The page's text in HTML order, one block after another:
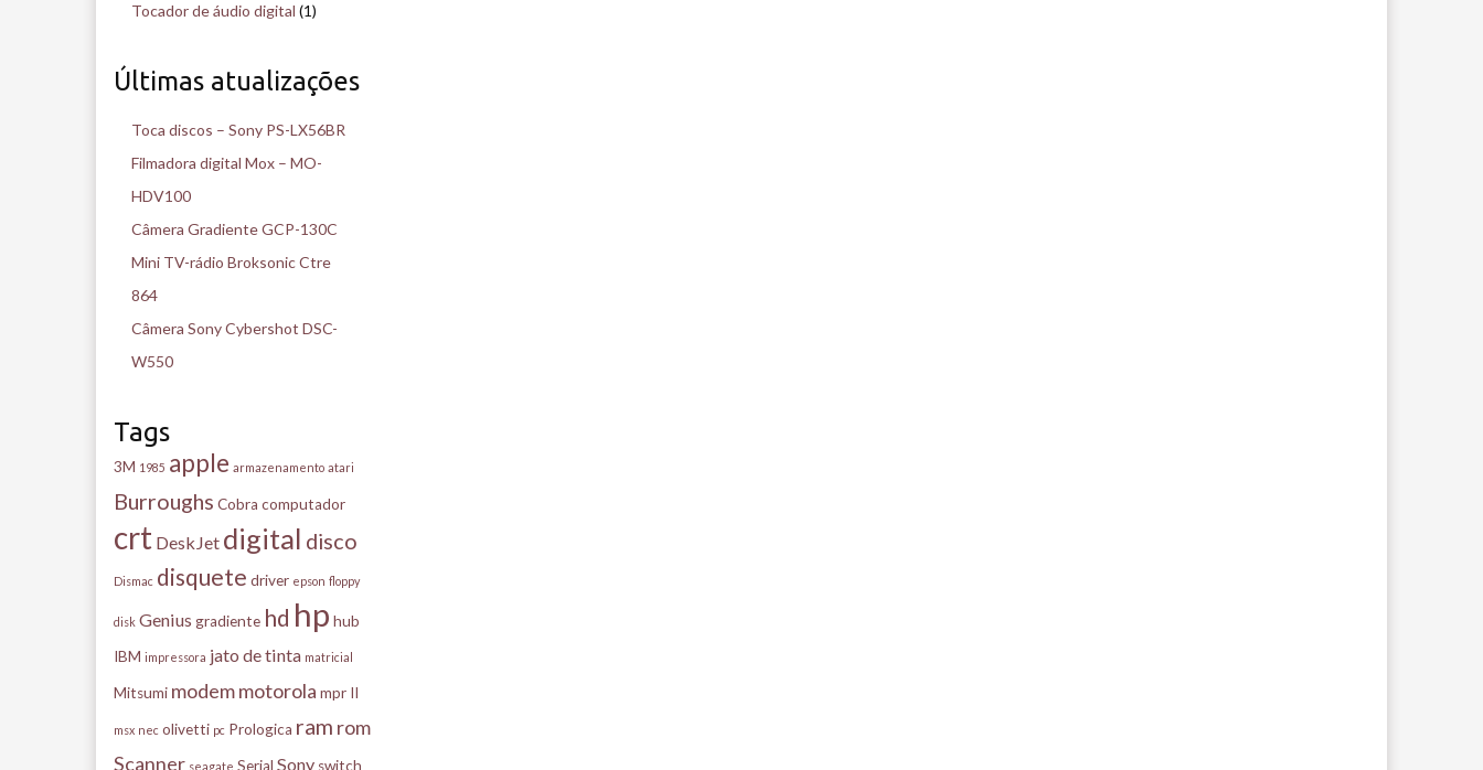
Tocador de áudio digital (1)
Últimas atualizações
Toca discos – Sony PS-LX56BR
Filmadora digital Mox – MO-
HDV100
Câmera Gradiente GCP-130C
Mini TV-rádio Broksonic Ctre
864
Câmera Sony Cybershot DSC-
W550
Tags
3M 1985 apple armazenamento atari
Burroughs Cobra computador
crt DeskJet digital disco
Dismac disquete driver epson floppy
disk Genius gradiente hd hp hub
IBM impressora jato de tinta matricial
Mitsumi modemmotorola mpr II
msx nec olivetti pc Prologica ram rom
Scanner seagate Serial Sony switch